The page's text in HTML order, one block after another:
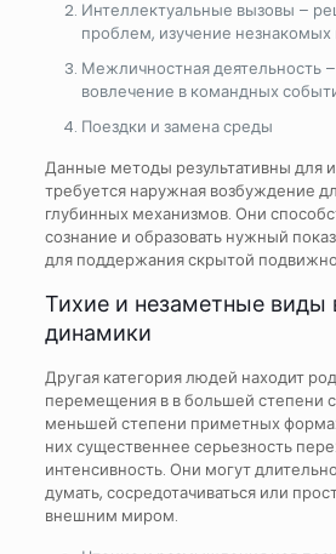
Интеллектуальные вызовы –
проблем, изучение
Межличностная деятельность
вовлечение в командных
Поездки и замена среды
Данные методы результативны для
требуется наружная возбуждение
глубинных механизмов. Они
сознание и образовать нужный
для поддержания скрытой
Тихие и незаметные виды
динамики
Другая категория людей находит
перемещения в в большей степени
меньшей степени приметных
них существеннее серьезность
интенсивность. Они могут
думать, сосредотачиваться или
внешним миром.